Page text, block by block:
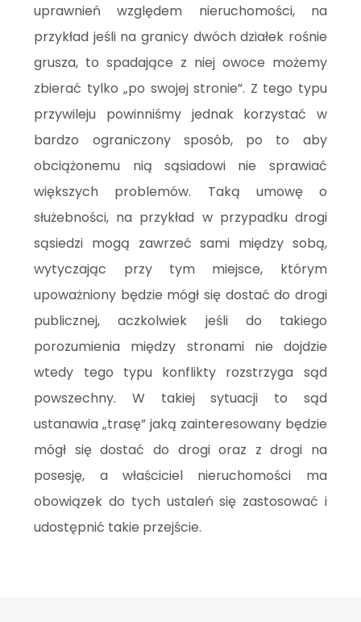
uprawnień względem nieruchomości, na
przykład jeśli na granicy dwóch działek rośnie
grusza, to spadające z niej owoce możemy
zbierać tylko „po swojej stronie”. Z tego typu
przywileju powinniśmy jednak korzystać w
bardzo ograniczony sposób, po to aby
obciążonemu nią sąsiadowi nie sprawiać
większych problemów. Taką umowę o
służebności, na przykład w przypadku drogi
sąsiedzi mogą zawrzeć sami między sobą,
wytyczając przy tym miejsce, którym
upoważniony będzie mógł się dostać do drogi
publicznej, aczkolwiek jeśli do takiego
porozumienia między stronami nie dojdzie
wtedy tego typu konflikty rozstrzyga sąd
powszechny. W takiej sytuacji to sąd
ustanawia „trasę” jaką zainteresowany będzie
mógł się dostać do drogi oraz z drogi na
posesję, a właściciel nieruchomości ma
obowiązek do tych ustaleń się zastosować i
udostępnić takie przejście.